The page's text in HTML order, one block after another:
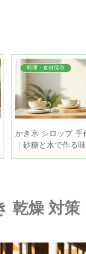
料理・食材保存
かき氷 シロップ 手
｜砂糖と水で作る
と保存のコツ
乾燥 対